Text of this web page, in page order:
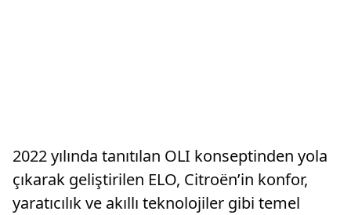
2022 yılında tanıtılan OLI konseptinden yola
çıkarak geliştirilen ELO, Citroën’in konfor,
yaratıcılık ve akıllı teknolojiler gibi temel